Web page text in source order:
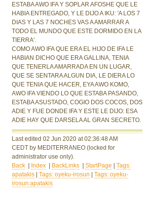
ESTABA AWO IFA Y SOPLAR AFOSHE QUE LE
HABIA ENTREGADO, Y LE DIJO A IKU: 'A LOS 7
DIAS Y LAS 7 NOCHES VAS A AMARRAR A
TODO EL MUNDO QUE ESTE DORMIDO EN LA
TIERRA'.
COMO AWO IFA QUE ERA EL HIJO DE IFA LE
HABIAN DICHO QUE ERA GALLINA, TENIA
QUE TENERLA AMARRADA EN UN LUGAR,
QUE SE SENTARA ALGUN DIA, LE DIERA LO
QUE TENIA QUE HACER, EYA AWO KOMO,
AWO IFA VIENDO LO QUE ESTABA PASANDO,
ESTABA ASUSTADO, COGIO DOS COCOS, DOS
ADIE Y FUE DONDE IFA Y ESTE LE DIJO: ESA
ADIE HAY QUE DARSELA AL GRAN SECRETO.
Last edited 02 Jun 2020at 02:36:48 AM
CEDT by MEDITERRANEO(locked for
administrator use only).
Back
Index BackLinks |StartPage |Tags:
apatakis |Tags: oyeku-irosun |Tags: oyeku-
irosun:apatakis